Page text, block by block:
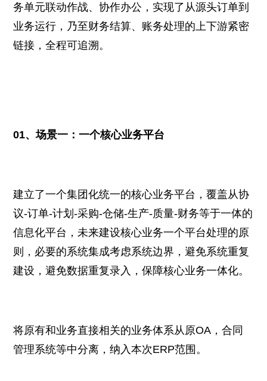
务单元联动作战、协作办公，实现了从源头订单到
业务运行，乃至财务结算、账务处理的上下游紧密
链接，全程可追溯。
01、场景一：一个核心业务平台
建立了一个集团化统一的核心业务平台，覆盖从协
议-订单-计划-采购-仓储-生产-质量-财务等于一体的
信息化平台，未来建设核心业务一个平台处理的原
则，必要的系统集成考虑系统边界，避免系统重复
建设，避免数据重复录入，保障核心业务一体化。
将原有和业务直接相关的业务体系从原OA，合同
管理系统等中分离，纳入本次ERP范围。